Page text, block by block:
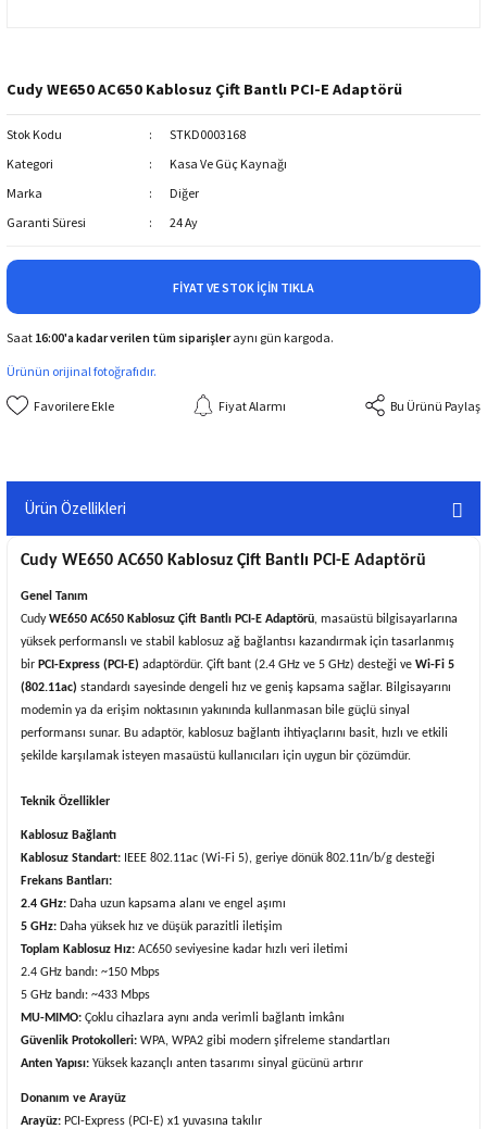
Cudy WE650 AC650 Kablosuz Çift Bantlı PCI-E Adaptörü
Stok Kodu
STKD0003168
Kategori
Kasa Ve Güç Kaynağı
Marka
Diğer
Garanti Süresi
24 Ay
FIYAT VE STOK İÇIN TIKLA
Saat 16:00'a kadar verilen tüm siparişleraynı gün kargoda.
Ürünün orijinal fotoğrafıdır.
Fiyat Alarmı Bu Ürünü Paylaş
Ürün Özellikleri
Cudy WE650 AC650 Kablosuz Çift Bantlı PCI-E Adaptörü
Genel Tanım
CudyWE650 AC650 Kablosuz Çift Bantlı PCI-E Adaptörü, masaüstü bilgisayarlarına
yüksek performanslı ve stabil kablosuz ağ bağlantısı kazandırmak için tasarlanmış
bir PCI-Express (PCI-E) adaptördür. Çift bant (2.4 GHz ve 5 GHz) desteği ve Wi-Fi 5
(802.11ac) standardı sayesinde dengeli hız ve geniş kapsama sağlar. Bilgisayarını
modemin ya da erişim noktasının yakınında kullanmasan bile güçlü sinyal
performansı sunar. Bu adaptör, kablosuz bağlantı ihtiyaçlarını basit, hızlı ve etkili
şekilde karşılamak isteyen masaüstü kullanıcıları için uygun bir çözümdür.
Teknik Özellikler
Kablosuz Bağlantı
Kablosuz Standart: IEEE 802.11ac (Wi-Fi 5), geriye dönük 802.11n/b/g desteği
Frekans Bantları:
2.4 GHz: Daha uzun kapsama alanı ve engel aşımı
5 GHz: Daha yüksek hız ve düşük parazitli iletişim
Toplam Kablosuz Hız: AC650 seviyesine kadar hızlı veri iletimi
2.4 GHz bandı: ~150 Mbps
5 GHz bandı: ~433 Mbps
MU-MIMO: Çoklu cihazlara aynı anda verimli bağlantı imkânı
Güvenlik Protokolleri: WPA, WPA2 gibi modern şifreleme standartları
Anten Yapısı: Yüksek kazançlı anten tasarımı sinyal gücünü artırır
Donanım ve Arayüz
Arayüz: PCI-Express (PCI-E) x1 yuvasına takılır